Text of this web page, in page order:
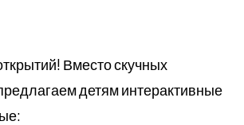
Вместо скучных
детям интерактивные